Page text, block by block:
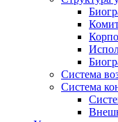
Система
Система